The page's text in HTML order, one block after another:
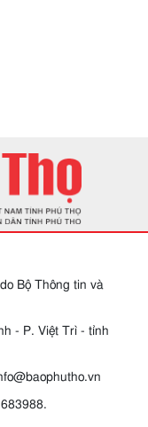
Bộ Thông tin và
- P. Việt Trì - tỉnh